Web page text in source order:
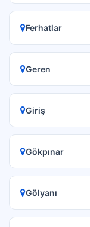
Ferhatlar
Geren
Giriş
Gökpınar
Gölyanı